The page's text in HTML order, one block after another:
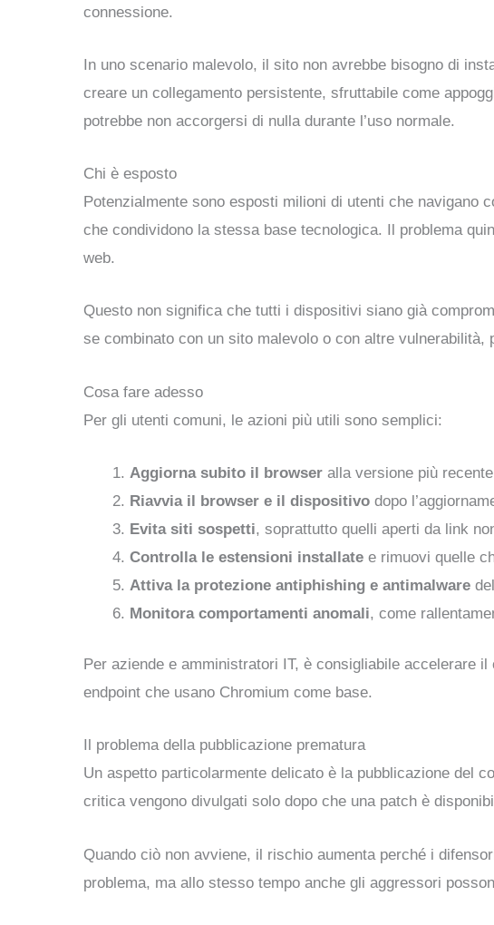
connessione.
In uno scenario malevolo, il sito non avrebbe bisogno di
creare un collegamento persistente, sfruttabile come
potrebbe non accorgersi di nulla durante l’uso normale.
Chi è esposto
Potenzialmente sono esposti milioni di utenti che navigano
che condividono la stessa base tecnologica. Il problema
web.
Questo non significa che tutti i dispositivi siano già
se combinato con un sito malevolo o con altre vulnerabilità,
Cosa fare adesso
Per gli utenti comuni, le azioni più utili sono semplici:
Aggiorna subito il browser alla versione più
Riavvia il browser e il dispositivo dopo
Evita siti sospetti, soprattutto quelli aperti da link
Controlla le estensioni installate e rimuovi quelle
Attiva la protezione antiphishing e antimalware
Monitora comportamenti anomali, come
Per aziende e amministratori IT, è consigliabile accelerare
endpoint che usano Chromium come base.
Il problema della pubblicazione prematura
Un aspetto particolarmente delicato è la pubblicazione del
critica vengono divulgati solo dopo che una patch è
Quando ciò non avviene, il rischio aumenta perché i
problema, ma allo stesso tempo anche gli aggressori